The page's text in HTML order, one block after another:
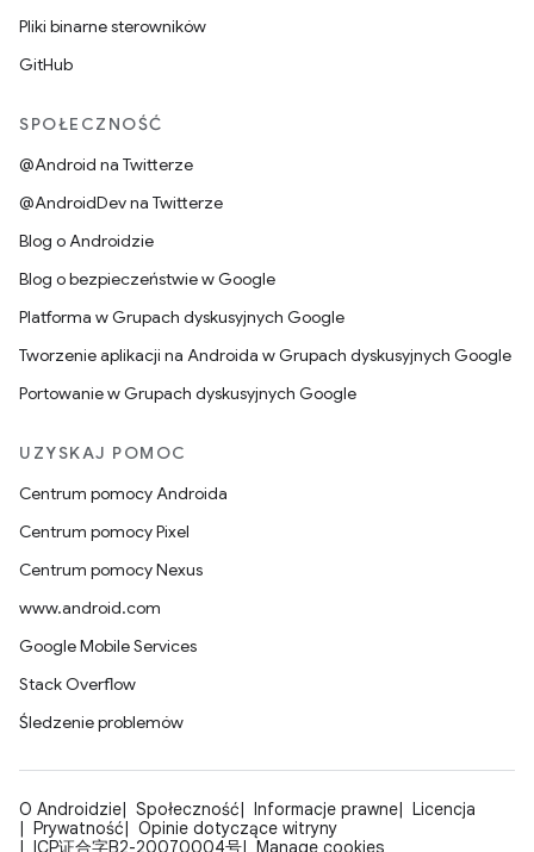
Pliki binarne sterowników
GitHub
SPOŁECZNOŚĆ
@Android na Twitterze
@AndroidDev na Twitterze
Blog o Androidzie
Blog o bezpieczeństwie w Google
Platforma w Grupach dyskusyjnych Google
Tworzenie aplikacji na Androida w Grupach dyskusyjnych Google
Portowanie w Grupach dyskusyjnych Google
UZYSKAJ POMOC
Centrum pomocy Androida
Centrum pomocy Pixel
Centrum pomocy Nexus
www.android.com
Google Mobile Services
Stack Overflow
Śledzenie problemów
O Androidzie Społeczność Informacje prawne
Licencja
Prywatność
Opinie dotyczące witryny
ICP证合字B2-20070004号
Manage cookies